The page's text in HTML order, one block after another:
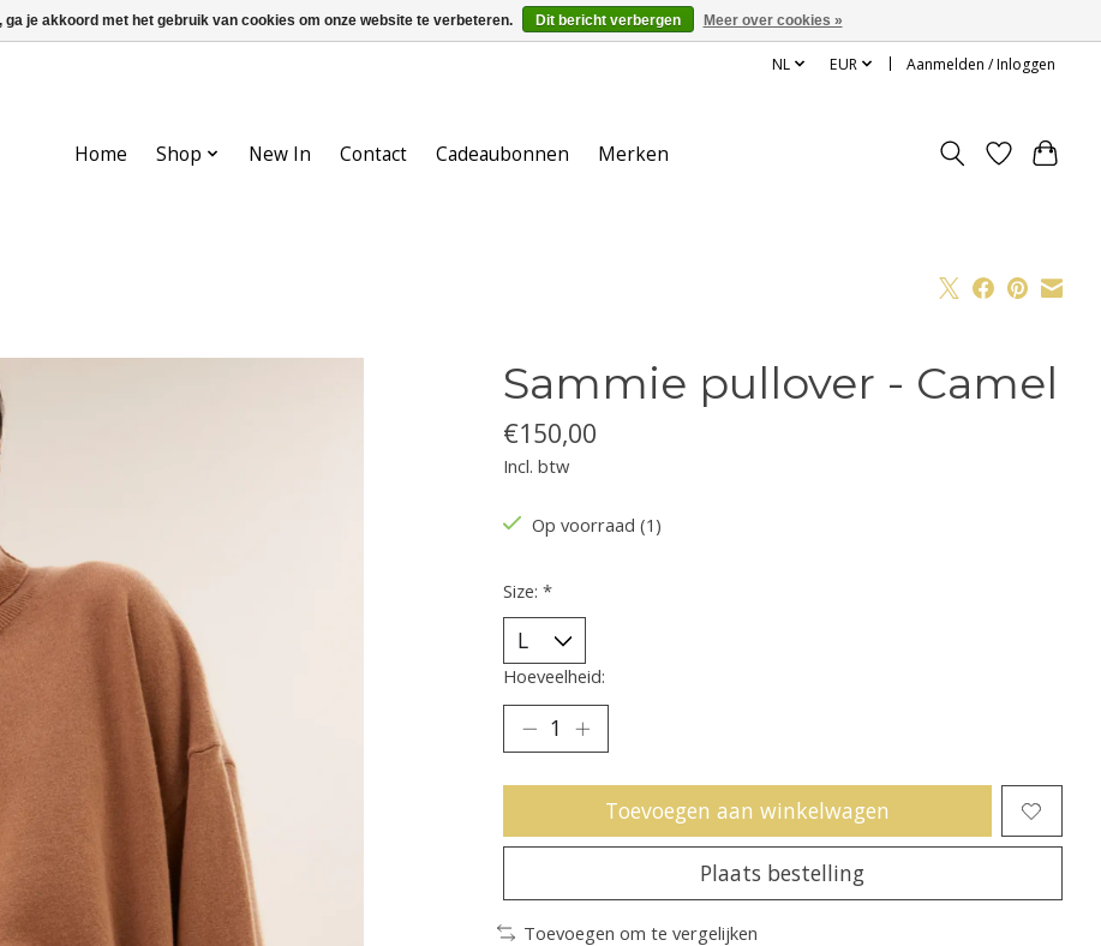
NL EUR Aanmelden / Inloggen
Home Shop New In Contact Cadeaubonnen Merken
Sammie pullover - Camel
€150,00
Incl. btw
Op voorraad (1)
Size: *
Hoeveelheid:
Toevoegen aan winkelwagen
Plaats bestelling
Toevoegen om te vergelijken
ga je akkoord met het gebruik van cookies om onze website te verbeteren. Dit bericht verbergen Meer over cookies »